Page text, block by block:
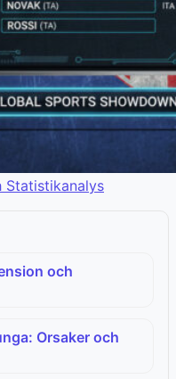
Statistikanalys
och
Orsaker och